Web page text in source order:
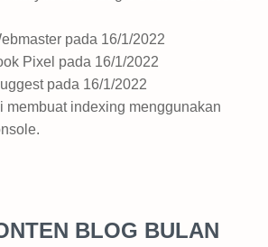
pada 16/1/2022
Pixel pada 16/1/2022
pada 16/1/2022
membuat indexing menggunakan
BLOG BULAN